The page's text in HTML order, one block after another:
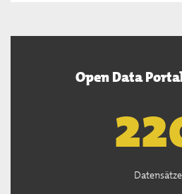
Open Data
Datensätze